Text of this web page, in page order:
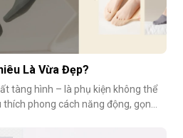
Là Vừa Đẹp?
tàng hình – là phụ kiện không thể
phong cách năng động, gọn